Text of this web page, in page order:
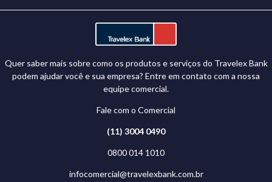
Quer saber mais sobre como os produtos e serviços do Travelex Bank
podem ajudar você e sua empresa? Entre em contato com a nossa
equipe comercial.
Fale com o Comercial
(11) 3004 0490
0800 014 1010
infocomercial@travelexbank.com.br